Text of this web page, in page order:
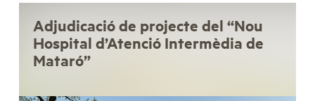
Adjudicació de projecte del “Nou
Hospital d’Atenció Intermèdia de
Mataró”